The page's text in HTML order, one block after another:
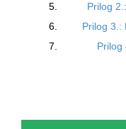
Prilog
Prilog 3.:
Prilog